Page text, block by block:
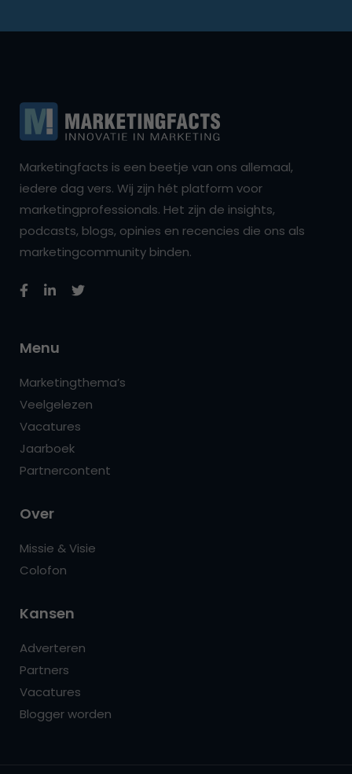
Marketingfacts is een beetje van ons allemaal,
iedere dag vers. Wij zijn hét platform voor
marketingprofessionals. Het zijn de insights,
podcasts, blogs, opinies en recencies die ons als
marketingcommunity binden.
Menu
Marketingthema’s
Veelgelezen
Vacatures
Jaarboek
Partnercontent
Over
Missie & Visie
Colofon
Kansen
Adverteren
Partners
Vacatures
Blogger worden